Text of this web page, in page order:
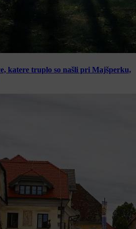
katere truplo so našli pri Majšperku,